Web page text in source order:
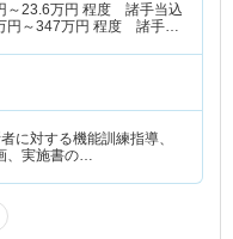
～23.6万円 程度 諸手当込
円～347万円 程度 諸手当
に対する機能訓練指導、
、実施書の…